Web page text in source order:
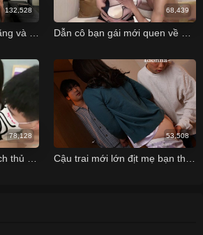
132,528 68,439
78,128 53,508